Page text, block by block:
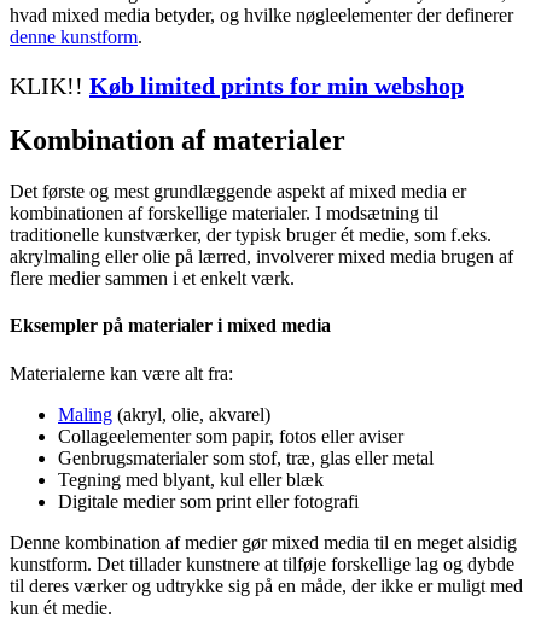
hvad mixed media betyder, og hvilke nøgleelementer der definerer
denne kunstform.
KLIK!! Køb limited prints for min webshop
Kombination af materialer
Det første og mest grundlæggende aspekt af mixed media er
kombinationen af forskellige materialer. I modsætning til
traditionelle kunstværker, der typisk bruger ét medie, som f.eks.
akrylmaling eller olie på lærred, involverer mixed media brugen af
flere medier sammen i et enkelt værk.
Eksempler på materialer i mixed media
Materialerne kan være alt fra:
Maling (akryl, olie, akvarel)
Collageelementer som papir, fotos eller aviser
Genbrugsmaterialer som stof, træ, glas eller metal
Tegning med blyant, kul eller blæk
Digitale medier som print eller fotografi
Denne kombination af medier gør mixed media til en meget alsidig
kunstform. Det tillader kunstnere at tilføje forskellige lag og dybde
til deres værker og udtrykke sig på en måde, der ikke er muligt med
kun ét medie.